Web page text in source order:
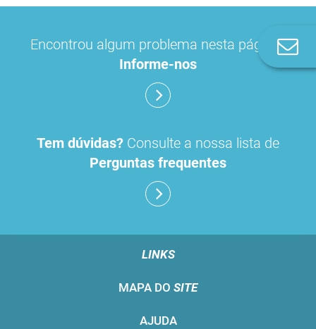
Encontrou algum problema nesta página?
Informe-nos
Tem dúvidas? Consulte a nossa lista de
Perguntas frequentes
LINKS
MAPA DO SITE
AJUDA